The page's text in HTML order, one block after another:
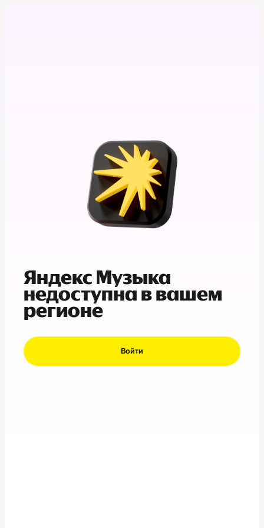
Яндекс Музыка
недоступна в вашем
регионе
Войти